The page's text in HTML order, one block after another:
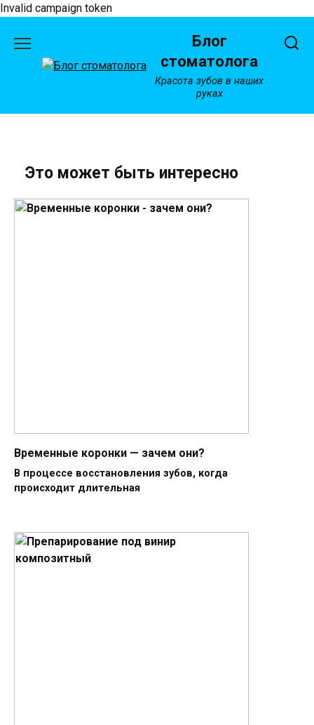
Invalid campaign token
содержанию
Блог
стоматолога
Красота зубов в наших
руках
Это может быть интересно
Временные коронки — зачем они?
В процессе восстановления зубов, когда
происходит длительная